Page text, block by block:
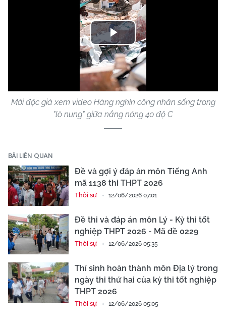
Play
Video
Mời độc giả xem video Hàng nghìn công nhân sống trong
"lò nung" giữa nắng nóng 40 độ C
BÀI LIÊN QUAN
Đề và gợi ý đáp án môn Tiếng Anh
mã 1138 thi THPT 2026
Thời sự 12/06/2026 07:01
Đề thi và đáp án môn Lý - Kỳ thi tốt
nghiệp THPT 2026 - Mã đề 0229
Thời sự 12/06/2026 05:35
Thí sinh hoàn thành môn Địa lý trong
ngày thi thứ hai của kỳ thi tốt nghiệp
THPT 2026
Thời sự 12/06/2026 05:05